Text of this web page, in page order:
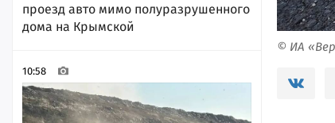
проезд авто мимо полуразрушенного
дома на Крымской
10:58
© ИА